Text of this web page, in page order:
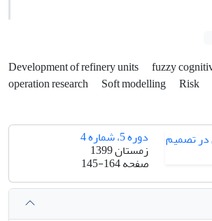
Development of refinery units fuzzy
operation research
Soft modelling
Risk
دوره 5، شماره 4
زمستان 1399
صفحه145-164